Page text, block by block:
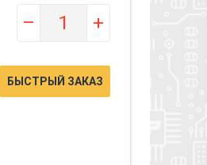
– +
БЫСТРЫЙ ЗАКАЗ